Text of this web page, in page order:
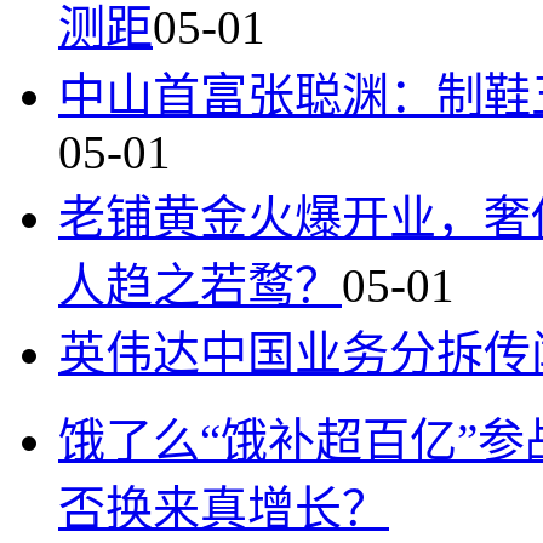
测距05-01
中山首富张聪渊：制
05-01
老铺黄金火爆开业，
人趋之若鹜？ 05-01
英伟达中国业务分拆
饿了么“饿补超百亿”
否换来真增长？